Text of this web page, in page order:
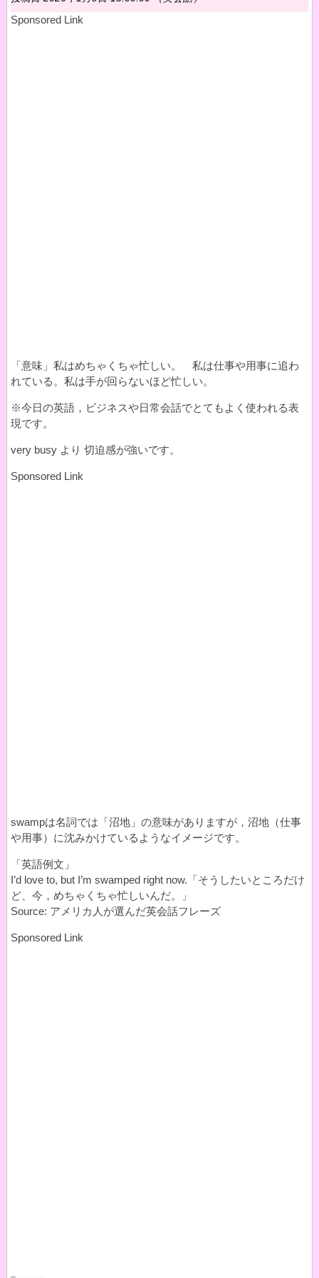
Sponsored Link
「意味」私はめちゃくちゃ忙しい。 私は仕事や用事に追わ
れている。私は手が回らないほど忙しい。
※今日の英語，ビジネスや日常会話でとてもよく使われる表
現です。
very busy より 切迫感が強いです。
Sponsored Link
swampは名詞では「沼地」の意味がありますが，沼地（仕事
や用事）に沈みかけているようなイメージです。
「英語例文」
I’d love to, but I’m swamped right now.「そうしたいところだけ
ど、今，めちゃくちゃ忙しいんだ。」
Source: アメリカ人が選んだ英会話フレーズ
Sponsored Link